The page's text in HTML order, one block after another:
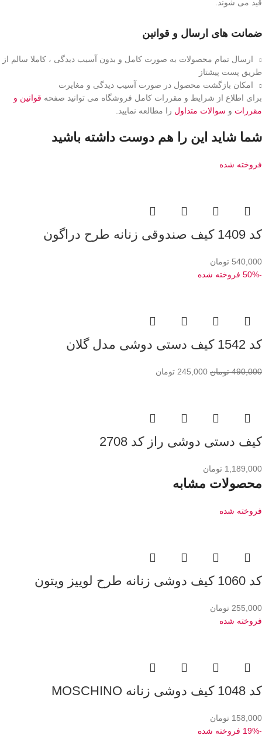
قید می شوند.
ضمانت های ارسال و قوانین
ارسال تمام محصولات به صورت کامل و بدون آسیب دیدگی ، کاملا سالم از
طریق پست پیشتاز
امکان بازگشت محصول در صورت آسیب دیدگی و مغایرت
برای اطلاع از شرایط و مقررات کامل فروشگاه می توانید صفحه قوانین و
مقررات و سوالات متداول را مطالعه نمایید.
شما شاید این را هم دوست داشته باشید
فروخته شده
کد 1409 کیف صندوقی زنانه طرح دراگون
540,000 تومان
-50%
فروخته شده
کد 1542 کیف دستی دوشی مدل گلان
490,000 تومان 245,000 تومان
کیف دستی دوشی راز کد 2708
1,189,000 تومان
محصولات مشابه
فروخته شده
کد 1060 کیف دوشی زنانه طرح لوییز ویتون
255,000 تومان
فروخته شده
کد 1048 کیف دوشی زنانه MOSCHINO
158,000 تومان
-19%
فروخته شده